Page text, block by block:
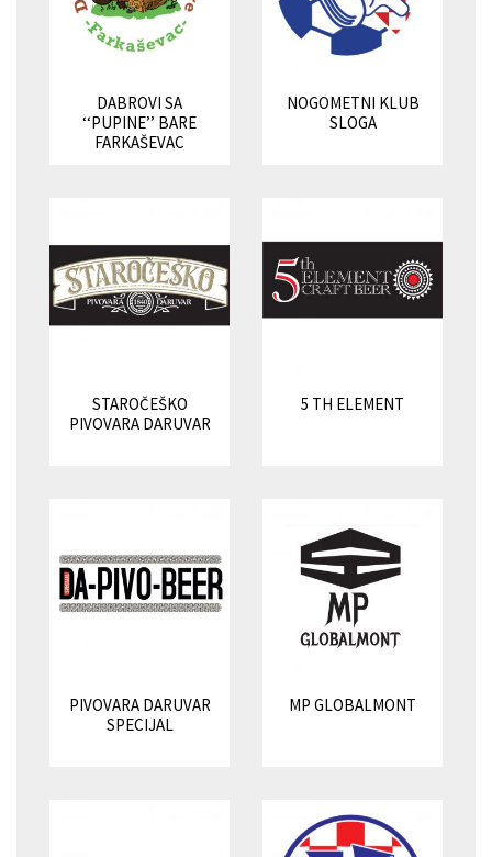
DABROVI SA
‘‘PUPINE’’ BARE
FARKAŠEVAC
NOGOMETNI KLUB
SLOGA
STAROČEŠKO
PIVOVARA DARUVAR
5 TH ELEMENT
PIVOVARA DARUVAR
SPECIJAL
MP GLOBALMONT